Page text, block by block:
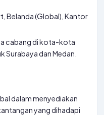
Belanda (Global), Kantor
cabang di kota-kota
Surabaya dan Medan.
dalam menyediakan
yang dihadapi